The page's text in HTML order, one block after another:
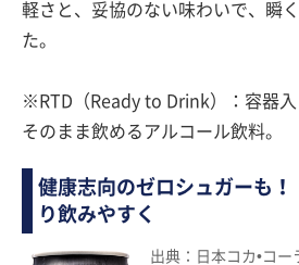
軽さと、妥協のない味わいで、瞬
た。
※RTD（Ready to Drink）：容器入
そのまま飲めるアルコール飲料。
健康志向のゼロシュガーも！
り飲みやすく
出典：日本コカ•コ